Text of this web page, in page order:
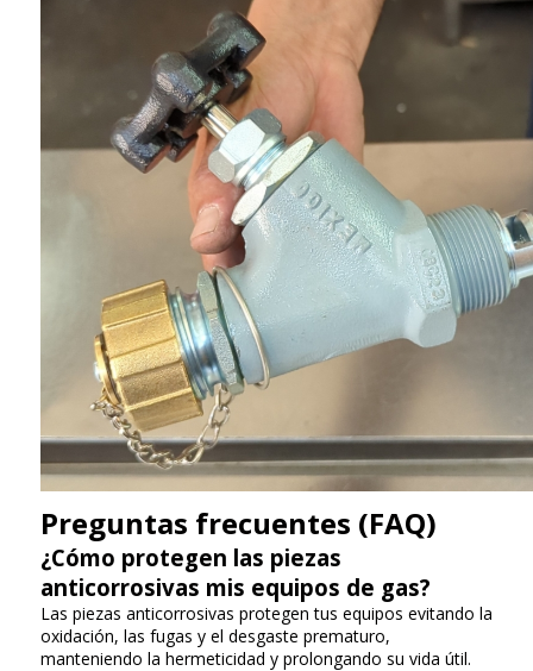
Preguntas frecuentes (FAQ)
¿Cómo protegen las piezas
anticorrosivas mis equipos de gas?
Las piezas anticorrosivas protegen tus equipos evitando la
oxidación, las fugas y el desgaste prematuro,
manteniendo la hermeticidad y prolongando su vida útil.